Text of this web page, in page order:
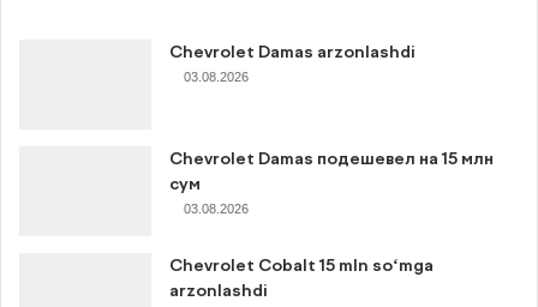
Chevrolet Damas arzonlashdi
03.08.2026
Chevrolet Damas подешевел на 15 млн
сум
03.08.2026
Chevrolet Cobalt 15 mln so‘mga
arzonlashdi